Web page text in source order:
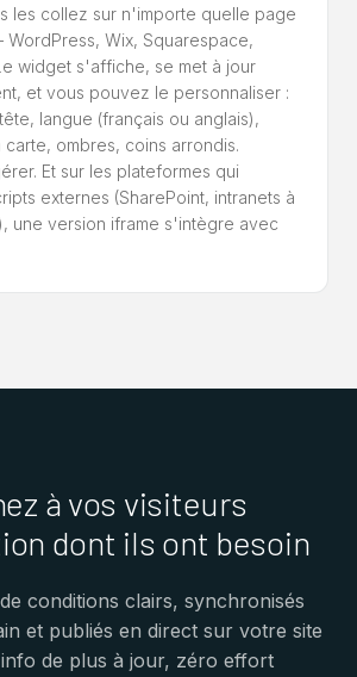
les collez sur n'importe quelle page
Wix, Squarespace,
widget s'affiche, se met à jour
et vous pouvez le personnaliser :
langue (français ou anglais),
ombres, coins arrondis.
Et sur les plateformes qui
externes (SharePoint, intranets à
une version iframe s'intègre avec
à vos visiteurs
dont ils ont besoin
conditions clairs, synchronisés
et publiés en direct sur votre site
de plus à jour, zéro effort